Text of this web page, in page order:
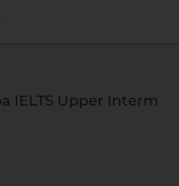
IELTS Upper Interm